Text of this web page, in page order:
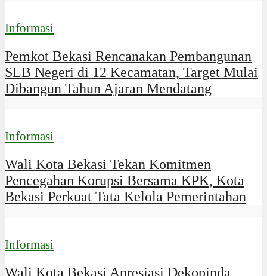
Informasi
Pemkot Bekasi Rencanakan Pembangunan
SLB Negeri di 12 Kecamatan, Target Mulai
Dibangun Tahun Ajaran Mendatang
Informasi
Wali Kota Bekasi Tekan Komitmen
Pencegahan Korupsi Bersama KPK, Kota
Bekasi Perkuat Tata Kelola Pemerintahan
Informasi
Wali Kota Bekasi Apresiasi Dekopinda,